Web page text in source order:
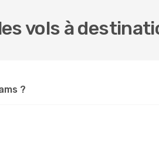
vols à
?